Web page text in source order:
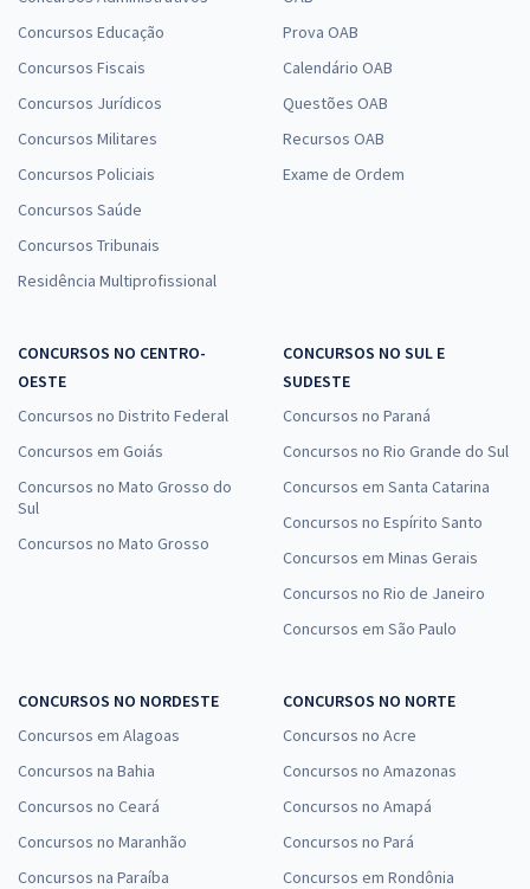
Concursos Educação
Concursos Fiscais
Concursos Jurídicos
Concursos Militares
Concursos Policiais
Concursos Saúde
Concursos Tribunais
Residência Multiprofissional
Prova OAB
Calendário OAB
Questões OAB
Recursos OAB
Exame de Ordem
CONCURSOS NO CENTRO-
OESTE
Concursos no Distrito Federal
Concursos em Goiás
Concursos no Mato Grosso do
Sul
Concursos no Mato Grosso
CONCURSOS NO SUL E
SUDESTE
Concursos no Paraná
Concursos no Rio Grande do Sul
Concursos em Santa Catarina
Concursos no Espírito Santo
Concursos em Minas Gerais
Concursos no Rio de Janeiro
Concursos em São Paulo
CONCURSOS NO NORDESTE
Concursos em Alagoas
Concursos na Bahia
Concursos no Ceará
Concursos no Maranhão
Concursos na Paraíba
CONCURSOS NO NORTE
Concursos no Acre
Concursos no Amazonas
Concursos no Amapá
Concursos no Pará
Concursos em Rondônia